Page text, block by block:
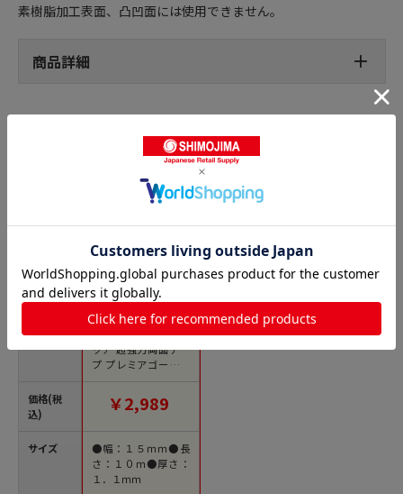
素樹脂加工表面、凸凹面には使用できません。
商品詳細
強力両面テープの人気商品との比較
商品名
価格(税
込)
サイズ
トラスコ中山 3M スコ
ッチ 超強力両面テー
プ プレミアゴールド
スーパー多用途 15m
位1巻）【直送品】
￥2,989
●幅：１５ｍｍ●長
さ：１０ｍ●厚さ：
１．１ｍｍ